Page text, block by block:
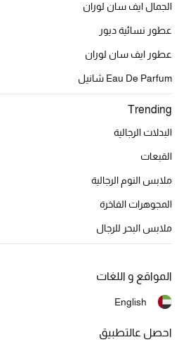
تسوقوا الحقائب
أحذية النسائية
أحذية للأطفال
الجمال ايف سان لوران
عطور نسائية ديور
عطور ايف سان لوران
Eau De Parfum شانيل
Trending
البدلات الرجالية
القبعات
ملابس النوم الرجالية
المجوهرات الفاخرة
ملابس البحر للرجال
المواقع و اللغات
English
احصل عالتطبيق